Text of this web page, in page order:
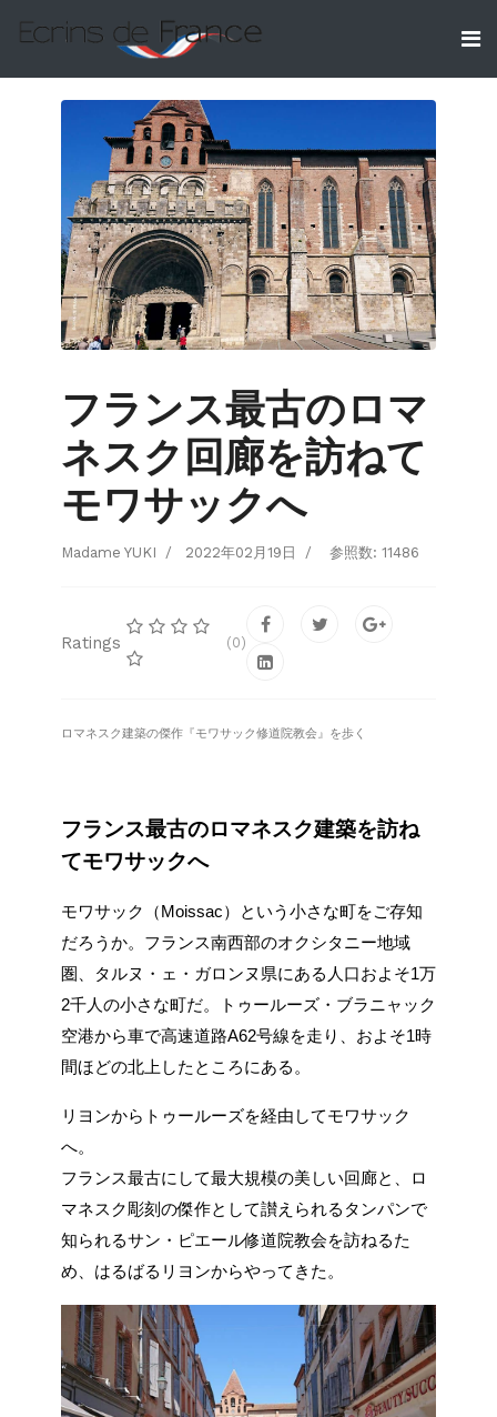
フランス最古のロマ
ネスク回廊を訪ねて
モワサックへ
Madame YUKI 2022年02月19日 参照数: 11486
Ratings (0)
ロマネスク建築の傑作『モワサック修道院教会』を歩く
フランス最古のロマネスク建築を訪ね
てモワサックへ
モワサック（Moissac）という小さな町をご存知
だろうか。フランス南西部のオクシタニー地域
圏、タルヌ・ェ・ガロンヌ県にある人口およそ1万
2千人の小さな町だ。トゥールーズ・ブラニャック
空港から車で高速道路A62号線を走り、およそ1時
間ほどの北上したところにある。
リヨンからトゥールーズを経由してモワサック
へ。
フランス最古にして最大規模の美しい回廊と、ロ
マネスク彫刻の傑作として讃えられるタンパンで
知られるサン・ピエール修道院教会を訪ねるた
め、はるばるリヨンからやってきた。